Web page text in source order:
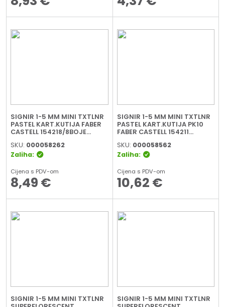
SIGNIR 1-5 MM MINI TXTLNR
PASTEL KART.KUTIJA FABER
CASTELL 154218/8BOJE
SKU: 000058262
Zaliha:
Cijena s PDV-om
8,49 €
SIGNIR 1-5 MM MINI TXTLNR
PASTEL KART.KUTIJA PK10
FABER CASTELL 154211
SKU: 000058562
Zaliha:
Cijena s PDV-om
10,62 €
SIGNIR 1-5 MM MINI TXTLNR
SIGNIR 1-5 MM MINI TXTLNR